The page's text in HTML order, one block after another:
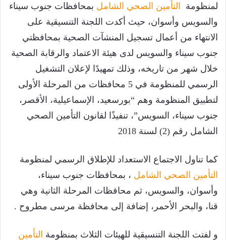
لمنظومة التأمين الصحي الشامل بمحافظات جنوب سيناء
والسويس وأسوان، حيث أكدت اللجنة التنسيقية على
الانتهاء من أعمال تسجيل المنشآت الصحية بمحافظتي
جنوب سيناء والسويس لدى هيئة الاعتماد والرقابة الصحية
خلال شهر من تاريخه، وذلك تمهيدًا لإعلان التشغيل
الرسمي للمنظومة في 5 محافظات من المرحلة الأولى
لتطبيق المنظومة وهم “بورسعيد، الإسماعيلية، الأقصر،
جنوب سيناء، السويس”، تنفيذًا لقانون التأمين الصحي
الشامل رقم (2) لسنة 2018
كما تناول الاجتماع الاستعداد للإطلاق الرسمي لمنظومة
التأمين الصحي الشامل ، بمحافظات جنوب سيناء،
وأسوان، والسويس، ثم محافظات المرحلة الثانية وهي
قنا، والبحر الأحمر، إضافة إلى محافظة مرسى مطروح .
و لفتت اللجنة التنسيقية للهيئات الثلاث بمنظومة التأمين